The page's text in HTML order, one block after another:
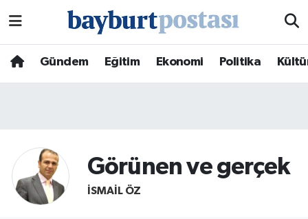
Gündem Eğitim Ekonomi Politika
Görünen ve gerçek
İSMAIL ÖZ
Trafik Durumu
Süper Lig Puan Durumu ve Fikstür